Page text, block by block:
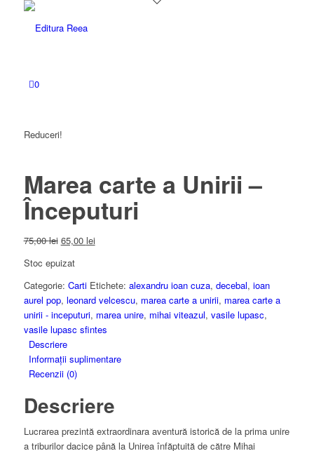
0
Reduceri!
Marea carte a Unirii –
Începuturi
75,00lei Prețul
a
fost:
75,00 lei.
65,00 leiPrețul
65,00 lei.
Stoc epuizat
Categorie: Carti Etichete: alexandru ioan cuza, decebal, ioan
aurel pop, leonard velcescu, marea carte a unirii, marea carte a
unirii - inceputuri, marea unire, mihai viteazul, vasile lupasc,
vasile lupasc sfintes
Descriere
Informații suplimentare
Recenzii (0)
Descriere
Lucrarea prezintă extraordinara aventură istorică de la prima unire
a triburilor dacice până la Unirea înfăptuită de către Mihai